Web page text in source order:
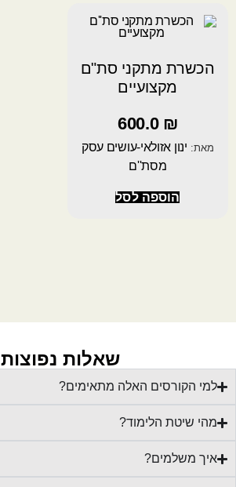
הכשרת מתקני סת"ם
מקצועיים
600.0 ₪
מאת: ינון אזולאי-עושים עסק
מסת''ם
הוספה לסל
שאלות נפוצות
למי הקורסים האלה מתאימים?
מהי שיטת הלימוד?
איך משלמים?